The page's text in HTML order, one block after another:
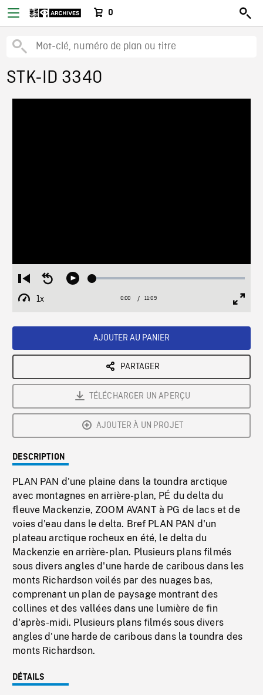
0
STK-ID 3340
Restart
from
beginning
Seek
Play Loaded:
1x
Playback
Current
0:00 / Duration
11:09
AJOUTER AU PANIER
PARTAGER
TÉLÉCHARGER UN APERÇU
AJOUTER À UN PROJET
DESCRIPTION
PLAN PAN d'une plaine dans la toundra arctique
avec montagnes en arrière-plan, PÉ du delta du
fleuve Mackenzie, ZOOM AVANT à PG de lacs et de
voies d'eau dans le delta. Bref PLAN PAN d'un
plateau arctique rocheux en été, le delta du
Mackenzie en arrière-plan. Plusieurs plans filmés
sous divers angles d'une harde de caribous dans les
monts Richardson voilés par des nuages bas,
comprenant un plan de paysage montrant des
collines et des vallées dans une lumière de fin
d'après-midi. Plusieurs plans filmés sous divers
angles d'une harde de caribous dans la toundra des
monts Richardson.
DÉTAILS